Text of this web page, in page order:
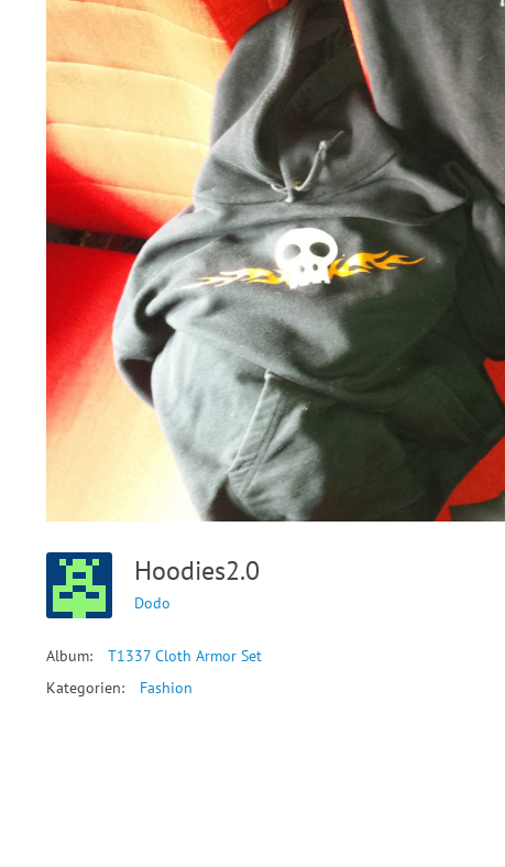
Hoodies2.0
Dodo
Album:
T1337 Cloth Armor Set
Kategorien:
Fashion